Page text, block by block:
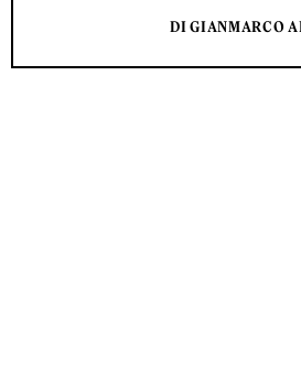
DI GIANMARCO